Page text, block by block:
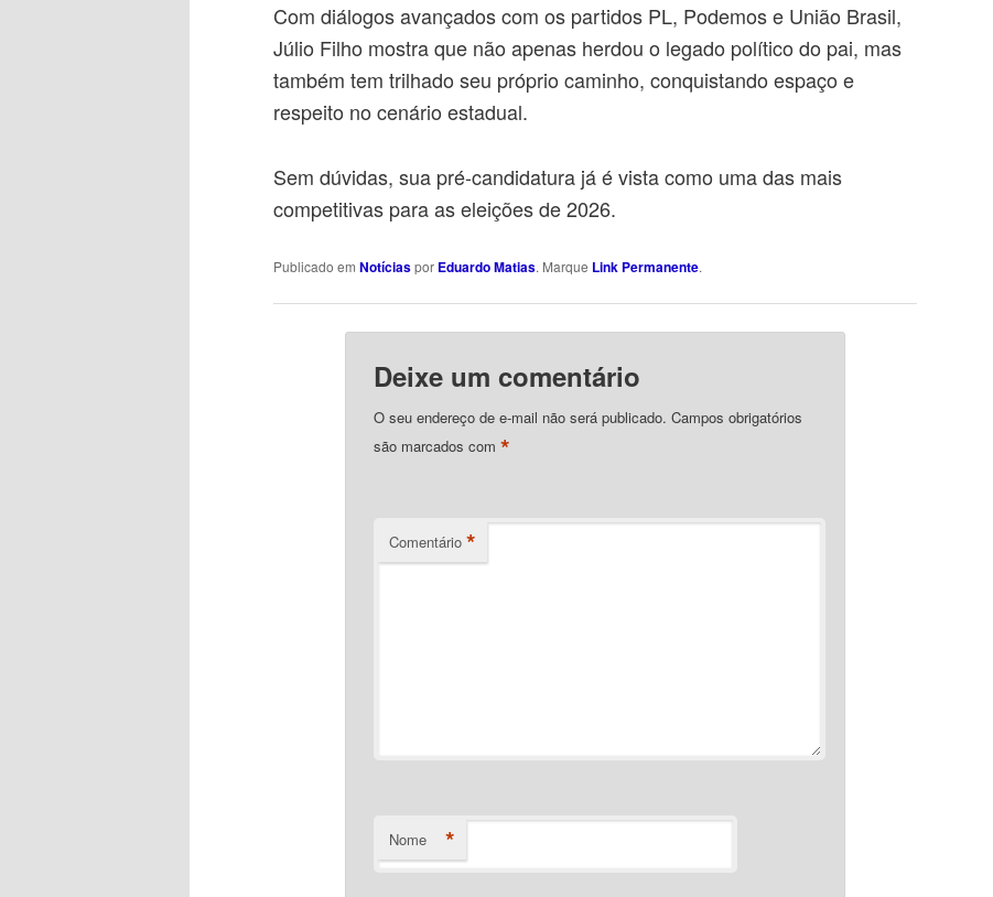
Com diálogos avançados com os partidos PL, Podemos e União Brasil,
Júlio Filho mostra que não apenas herdou o legado político do pai, mas
também tem trilhado seu próprio caminho, conquistando espaço e
respeito no cenário estadual.
Sem dúvidas, sua pré-candidatura já é vista como uma das mais
competitivas para as eleições de 2026.
Publicado em Notíciaspor Eduardo Matias. Marque Link Permanente.
Deixe um comentário
O seu endereço de e-mail não será publicado. Campos obrigatórios
são marcados com *
Comentário *
Nome *